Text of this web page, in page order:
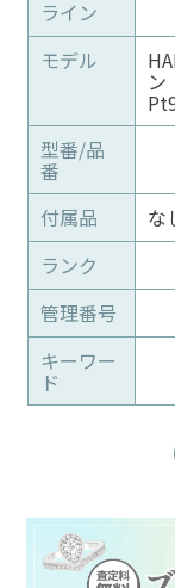
ライン
モデル
型番/品
番
付属品
な
ランク
管理番号
キーワー
ド